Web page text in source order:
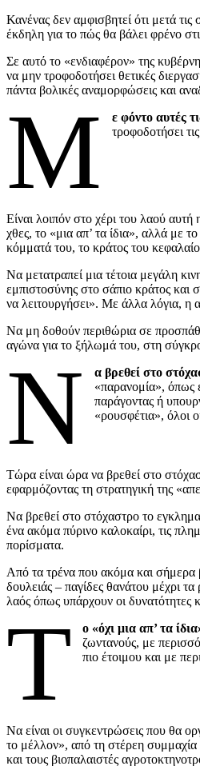
Κανένας δεν αμφισβητεί ότι μετά
έκδηλη για το πώς θα βάλει φρένο
Σε αυτό το «ενδιαφέρον» της
να μην τροφοδοτήσει θετικές
πάντα βολικές αναμορφώσεις και
Μ ε φόντο αυτές
τροφοδοτήσει
Είναι λοιπόν στο χέρι του λαού
χθες, το «μια απ’ τα ίδια», αλλά με
κόμματά του, το κράτος του
Να μετατραπεί μια τέτοια μεγάλη
εμπιστοσύνης στο σάπιο κράτος και
να λειτουργήσει». Με άλλα λόγια, η
Να μη δοθούν περιθώρια σε
αγώνα για το ξήλωμά του, στη
Ν α βρεθεί στο
«παρανομία», όπως
παράγοντας ή
«ρουσφέτια», όλοι
Τώρα είναι ώρα να βρεθεί στο
εφαρμόζοντας τη στρατηγική της
Να βρεθεί στο στόχαστρο το
ένα ακόμα πύρινο καλοκαίρι, τις
πορίσματα.
Από τα τρένα που ακόμα και σήμερα
δουλειάς – παγίδες θανάτου μέχρι
λαός όπως υπάρχουν οι δυνατότητες
Τ ο «όχι μια απ’ τα
ζωντανούς, με
πιο έτοιμου και με
Να είναι οι συγκεντρώσεις που θα
το μέλλον», από τη στέρεη
και τους βιοπαλαιστές